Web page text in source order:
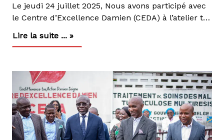
Le jeudi 24 juillet 2025, Nous avons participé avec
le Centre d’Excellence Damien (CEDA) à l’atelier tripartite organisé par la Plateforme Hospitalière de la RDC (PH-RDC) dans les locaux de Memisa Belgique, à Kinshasa. Un espace d’échange constructifCet atelier a réuni des acteurs clés du système de santé :Division Provinciale de la Santé de Kinshasa Coordination provinciale de lutte contre la lèpre et la tuberculosePrestataires de soinsAnciens maladesReprésentants des structures confessionnellesPartenaires techniques et ONGSociété civileObjectif principal : renforcer le dialogue pour améliorer la qualité des soins et mieux coordonner les efforts de lutte contre la tuberculose.Temps forts de l’atelier :Présentation du rôle des organisations de la société civile dans le secteur de la santéPartage d’expériences sur les défis persistants dans la lutte contre la TBÉvaluation de l’évolution des pratiques dans les Centres de Diagnostic et de Traitement (CDT)Échanges sur des formes de collaboration plus efficacesRecommandations clés :Signature d’un protocole de collaboration entre structures confessionnelles et autorités sanitairesSupervisions conjointes réunissant CPLTundefinedKIN, zones de santé et superviseurs religieuxMise en place d’un cadre de concertation trimestriel avec toutes les parties prenantesL'engagement d'Action Damien: À travers le CEDA, nous avons présenté nos actions en matière de :Suivi des patientsFormation des soignantsAccompagnement technique des CDT partenairesCette rencontre confirme notre volonté d’agir dans une approche collaborative, centrée sur les besoins réels des patients.Agir, c’est contagieux !
Lire la suite ... »